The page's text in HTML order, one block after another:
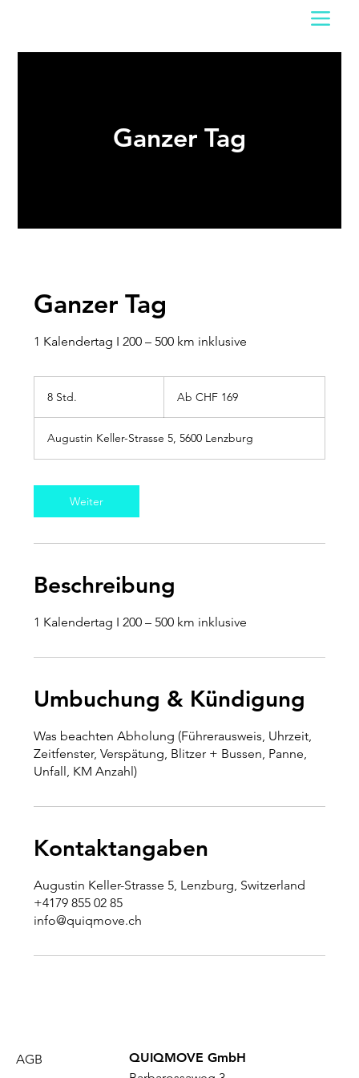
Ganzer Tag
Ganzer Tag
1 Kalendertag I 200 – 500 km inklusive
8 Std.
d
.
Schweizer
Ab CHF 169
Augustin Keller-Strasse 5, 5600 Lenzburg
Weiter
Beschreibung
1 Kalendertag I 200 – 500 km inklusive
Umbuchung & Kündigung
Was beachten Abholung (Führerausweis, Uhrzeit,
Zeitfenster, Verspätung, Blitzer + Bussen, Panne,
Unfall, KM Anzahl)
Kontaktangaben
Augustin Keller-Strasse 5, Lenzburg, Switzerland
+4179 855 02 85
info@quiqmove.ch
AGB
QUIQMOVE GmbH